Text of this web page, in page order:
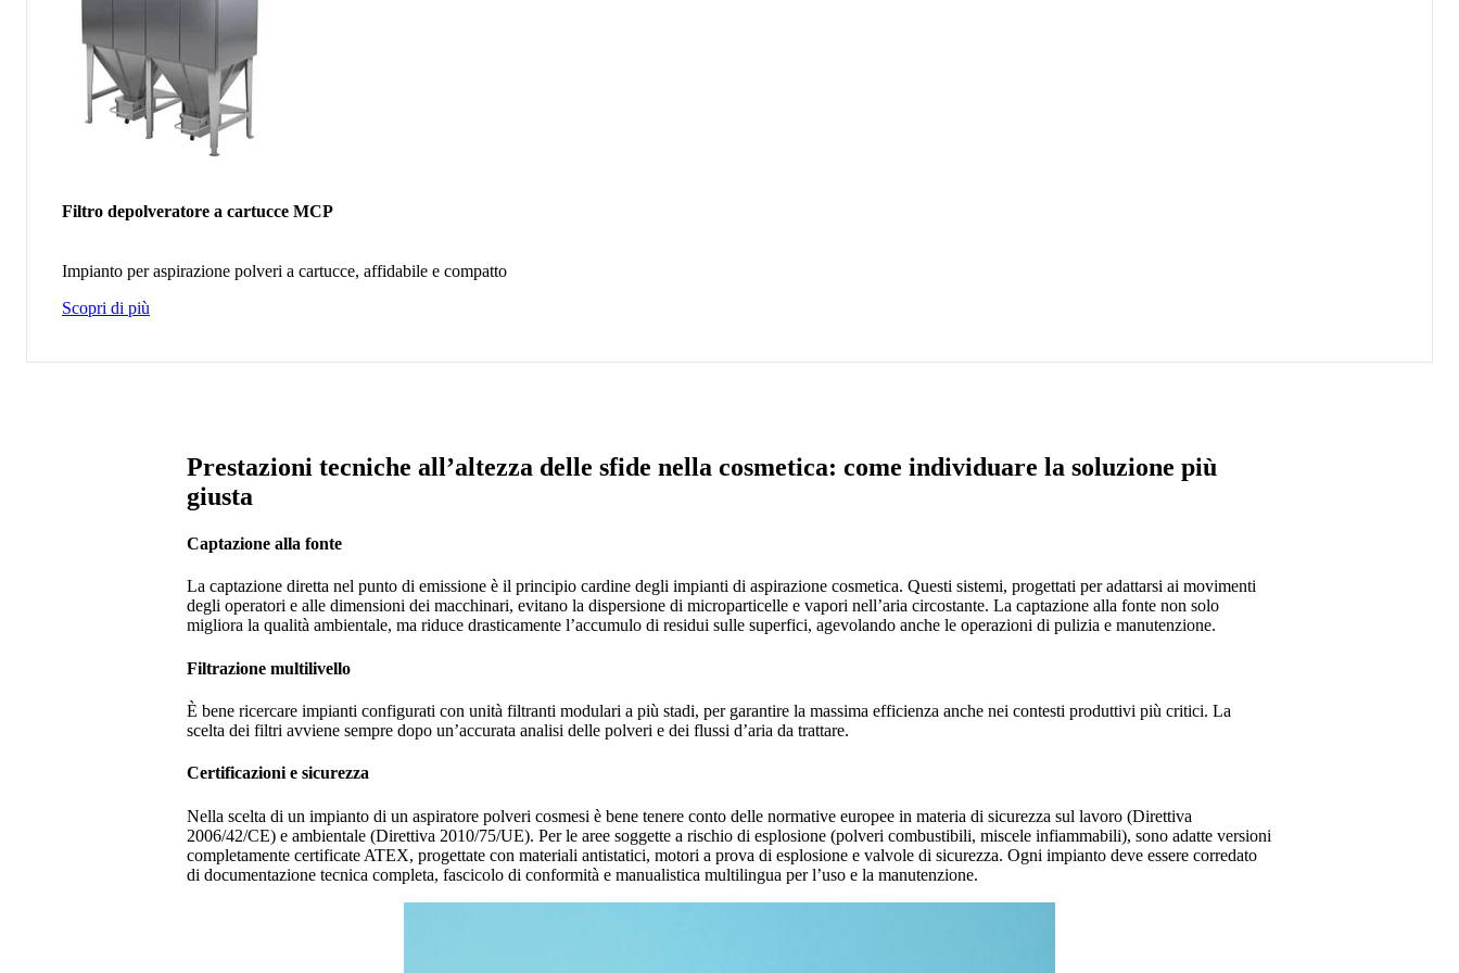
Filtro depolveratore a cartucce MCP
Impianto per aspirazione polveri a cartucce, affidabile e compatto
Scopri di più
Prestazioni tecniche all’altezza delle sfide nella cosmetica: come individuare la soluzione più
giusta
Captazione alla fonte
La captazione diretta nel punto di emissione è il principio cardine degli impianti di aspirazione cosmetica. Questi sistemi, progettati per adattarsi ai movimenti
degli operatori e alle dimensioni dei macchinari, evitano la dispersione di microparticelle e vapori nell’aria circostante. La captazione alla fonte non solo
migliora la qualità ambientale, ma riduce drasticamente l’accumulo di residui sulle superfici, agevolando anche le operazioni di pulizia e manutenzione.
Filtrazione multilivello
È bene ricercare impianti configurati con unità filtranti modulari a più stadi, per garantire la massima efficienza anche nei contesti produttivi più critici. La
scelta dei filtri avviene sempre dopo un’accurata analisi delle polveri e dei flussi d’aria da trattare.
Certificazioni e sicurezza
Nella scelta di un impianto di un aspiratore polveri cosmesi è bene tenere conto delle normative europee in materia di sicurezza sul lavoro (Direttiva
2006/42/CE) e ambientale (Direttiva 2010/75/UE). Per le aree soggette a rischio di esplosione (polveri combustibili, miscele infiammabili), sono adatte versioni
completamente certificate ATEX, progettate con materiali antistatici, motori a prova di esplosione e valvole di sicurezza. Ogni impianto deve essere corredato
di documentazione tecnica completa, fascicolo di conformità e manualistica multilingua per l’uso e la manutenzione.